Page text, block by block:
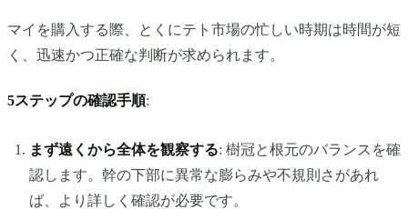
マイを購入する際、とくにテト市場の忙しい時期は時間が短
く、迅速かつ正確な判断が求められます。
5ステップの確認手順:
まず遠くから全体を観察する: 樹冠と根元のバランスを確
認します。幹の下部に異常な膨らみや不規則さがあれ
ば、より詳しく確認が必要です。